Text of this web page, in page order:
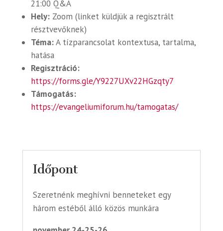
21:00 Q&A
Hely:Zoom (linket küldjük a regisztrált
résztvevőknek)
Téma:A tízparancsolat kontextusa, tartalma,
hatása
Regisztráció:
https://forms.gle/Y9227UXv22HGzqty7
Támogatás:
https://evangeliumiforum.hu/tamogatas/
Időpont
Szeretnénk meghívni benneteket egy
három estéből álló közös munkára